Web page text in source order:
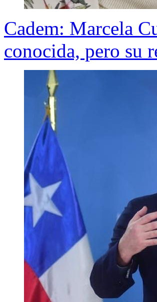
Cadem: Marcela
conocida, pero su